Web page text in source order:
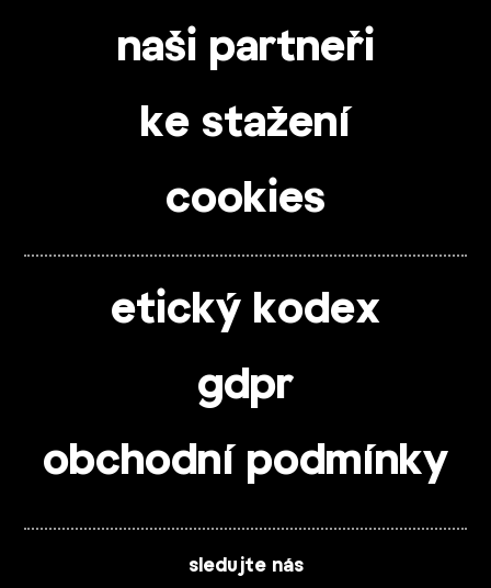
naši partneři
ke stažení
cookies
etický kodex
gdpr
obchodní podmínky
sledujte nás